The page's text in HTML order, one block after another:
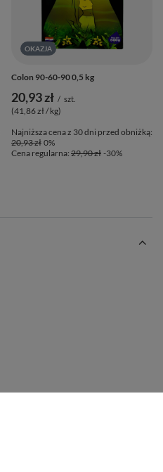
OKAZJA
Colon 90-60-90 0,5 kg
20,93 zł / szt.
(41,86 zł / kg)
Najniższa cena z 30 dni przed obniżką:
20,93 zł 0%
Cena regularna: 29,90 zł -30%